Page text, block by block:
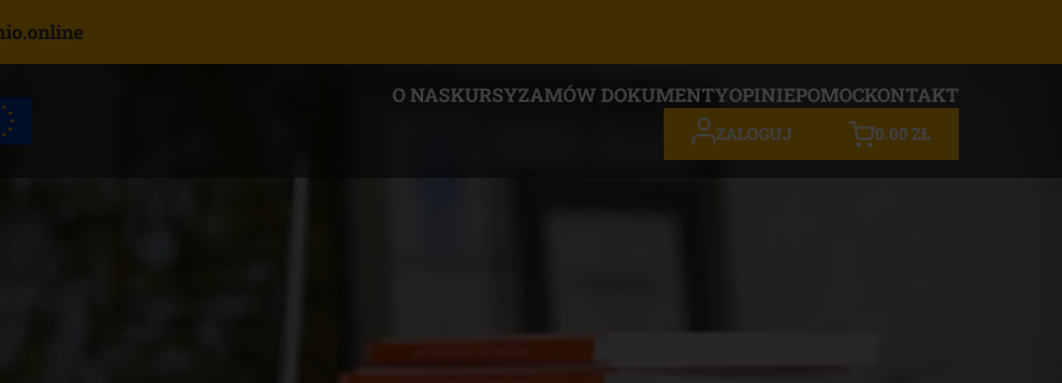
O NASKURSYZAMÓW DOKUMENTYOPINIEPOMOCKONTAKT
ZALOGUJ 0.00ZŁ